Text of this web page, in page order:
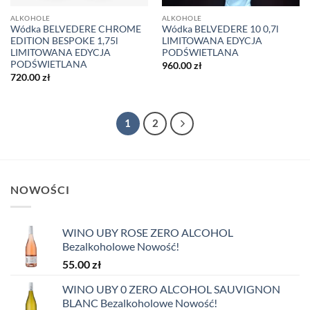
ALKOHOLE
Wódka BELVEDERE CHROME
EDITION BESPOKE 1,75l
LIMITOWANA EDYCJA
PODŚWIETLANA
720.00zł
ALKOHOLE
Wódka BELVEDERE 10 0,7l
LIMITOWANA EDYCJA
PODŚWIETLANA
960.00zł
1 2
NOWOŚCI
WINO UBY ROSE ZERO ALCOHOL
Bezalkoholowe Nowość!
55.00zł
WINO UBY 0 ZERO ALCOHOL SAUVIGNON
BLANC Bezalkoholowe Nowość!